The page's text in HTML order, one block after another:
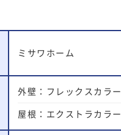
ミサワホーム
外壁：フレックスカラー
屋根：エクストラカラー